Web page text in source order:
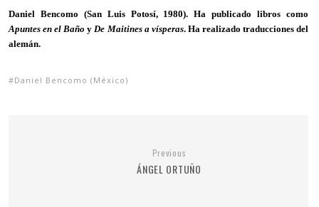
Daniel Bencomo (San Luis Potosí, 1980). Ha publicado libros como
Apuntes en el Baño yDe Maitines a vísperas. Ha realizado traducciones del
alemán.
Daniel Bencomo (México)
Previous
ÁNGEL ORTUÑO